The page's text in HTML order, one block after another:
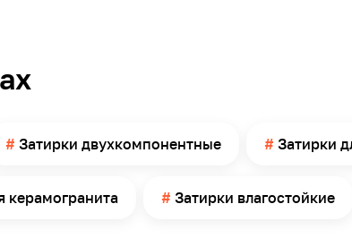
минут
Затирки двухкомпонентные Затирки
керамогранита Затирки влагостойкие